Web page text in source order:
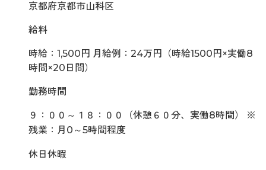
京都府京都市山科区
給料
時給：1,500円 月給例：24万円（時給1500円×実働8
時間×20日間）
勤務時間
９：００～１８：００（休憩６０分、実働8時間） ※
残業：月0～5時間程度
休日休暇